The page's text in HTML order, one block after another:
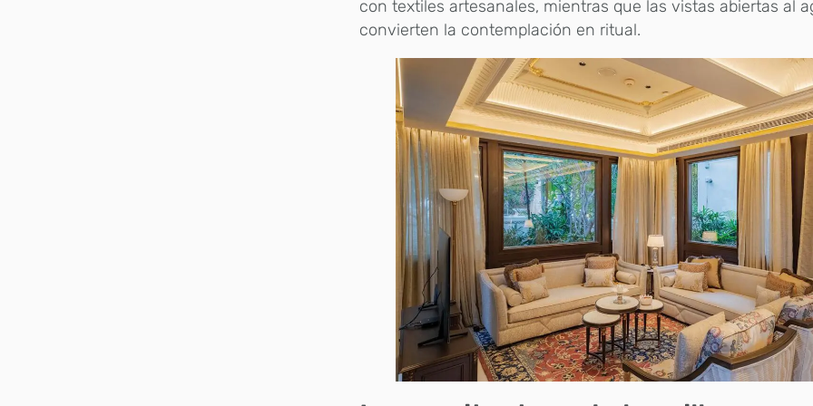
con textiles artesanales, mientras que las vistas abiertas al
convierten la contemplación en ritual.